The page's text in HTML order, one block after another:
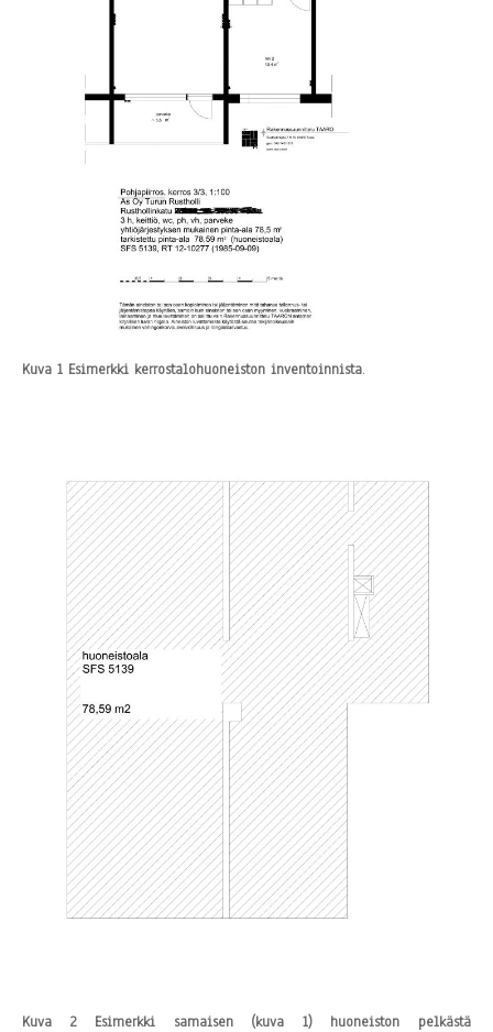
Kuva 1 Esimerkki kerrostalohuoneiston inventoinnista.
Kuva 2 Esimerkki samaisen (kuva 1) huoneiston pelkästä